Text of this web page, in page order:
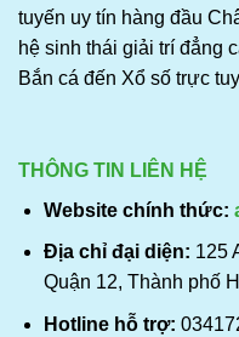
tuyến uy tín hàng đầu
hệ sinh thái giải trí đẳng
Bắn cá đến Xổ số trực
THÔNG TIN LIÊN HỆ
Website chính thức:
Địa chỉ đại diện: 125
Quận 12, Thành phố
Hotline hỗ trợ: